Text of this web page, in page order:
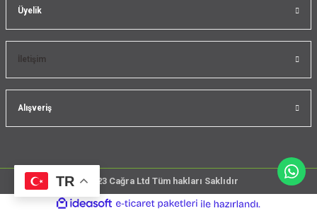
Üyelik
İletişim
Alışveriş
TR @2023 Cağra Ltd Tüm hakları Saklıdır
çember
ideasoft
e-